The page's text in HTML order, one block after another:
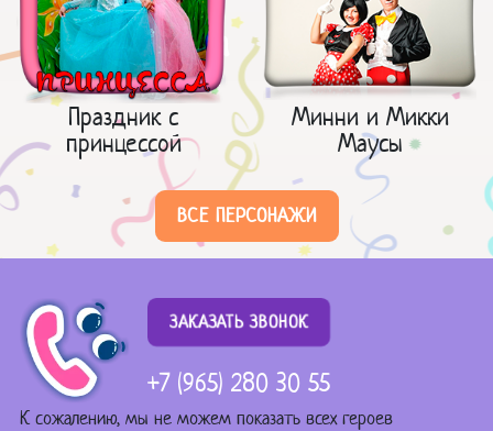
Праздник с
принцессой
Минни и Микки
Маусы
ВСЕ ПЕРСОНАЖИ
ЗАКАЗАТЬ ЗВОНОК
+7 (965) 280 30 55
К сожалению, мы не можем показать всех героев